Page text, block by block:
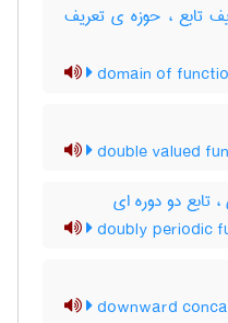
تابع ، حوزه ی تعریف
domain of
double valued
، تابع دو دوره ای
doubly periodic
downward